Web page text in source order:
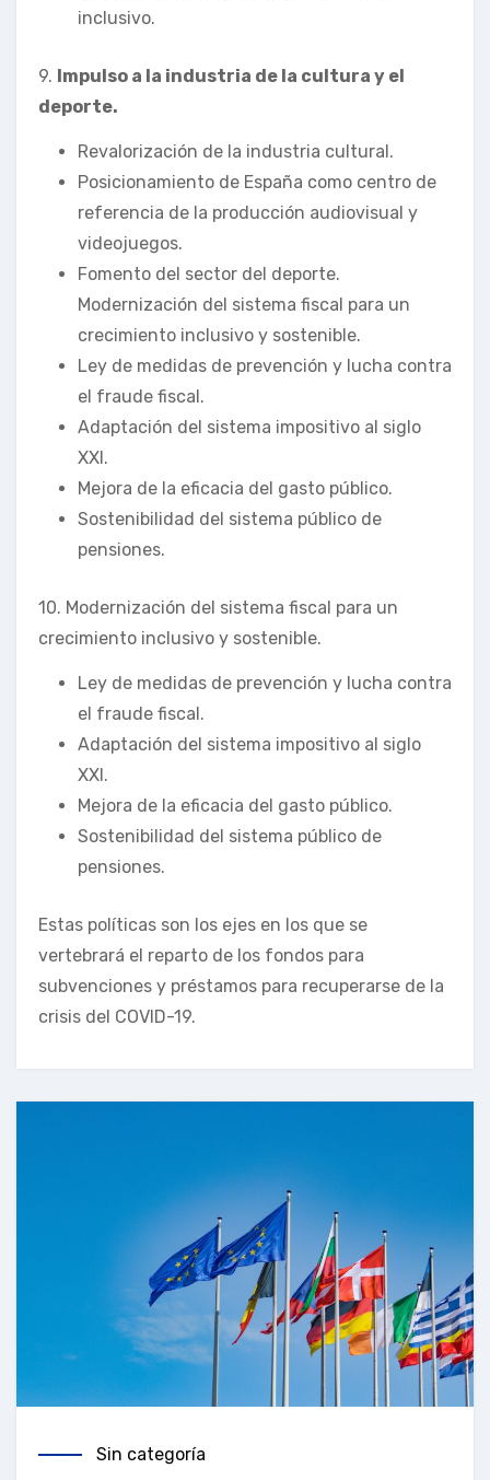
inclusivo.
9. Impulso a la industria de la cultura y el
deporte.
Revalorización de la industria cultural.
Posicionamiento de España como centro de
referencia de la producción audiovisual y
videojuegos.
Fomento del sector del deporte.
Modernización del sistema fiscal para un
crecimiento inclusivo y sostenible.
Ley de medidas de prevención y lucha contra
el fraude fiscal.
Adaptación del sistema impositivo al siglo
XXI.
Mejora de la eficacia del gasto público.
Sostenibilidad del sistema público de
pensiones.
10. Modernización del sistema fiscal para un
crecimiento inclusivo y sostenible.
Ley de medidas de prevención y lucha contra
el fraude fiscal.
Adaptación del sistema impositivo al siglo
XXI.
Mejora de la eficacia del gasto público.
Sostenibilidad del sistema público de
pensiones.
Estas políticas son los ejes en los que se
vertebrará el reparto de los fondos para
subvenciones y préstamos para recuperarse de la
crisis del COVID-19.
Sin categoría